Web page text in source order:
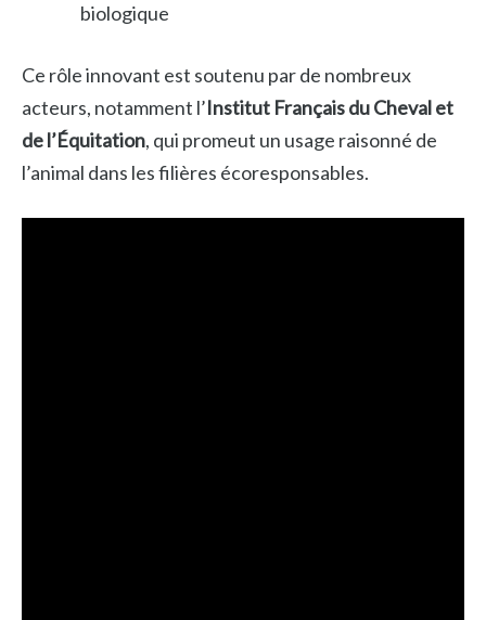
biologique
Ce rôle innovant est soutenu par de nombreux
acteurs, notamment l’Institut Français du Cheval et
de l’Équitation, qui promeut un usage raisonné de
l’animal dans les filières écoresponsables.